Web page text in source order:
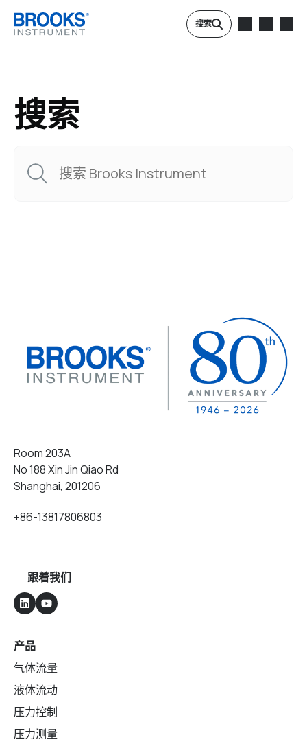
搜索
搜索
Room 203A
No 188 Xin Jin Qiao Rd
Shanghai, 201206
+86-13817806803
跟着我们
产品
气体流量
液体流动
压力控制
压力测量